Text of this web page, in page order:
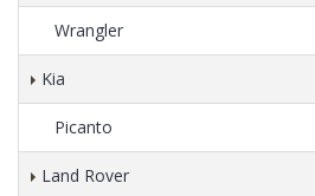
Wrangler
Kia
Picanto
Land Rover